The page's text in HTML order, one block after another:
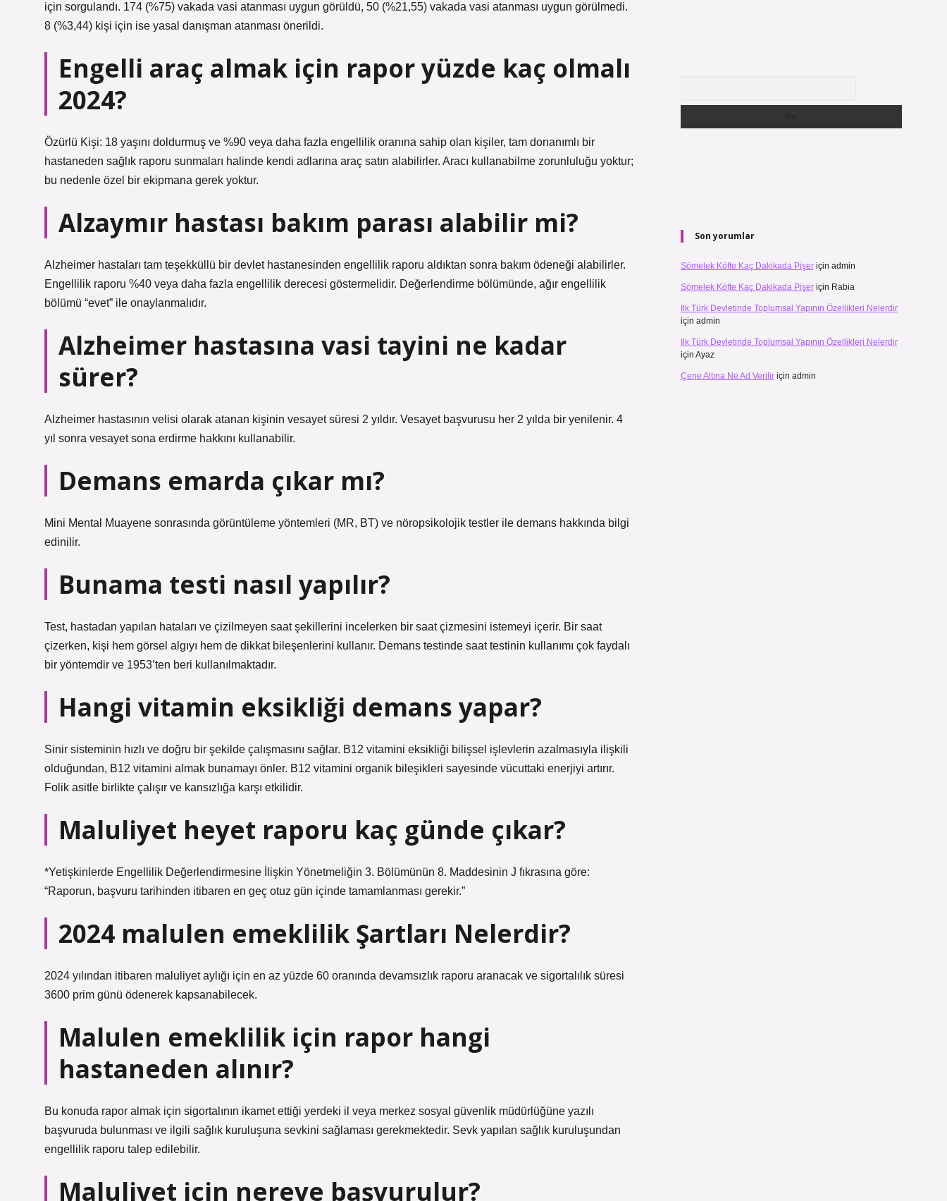
için sorgulandı. 174 (%75) vakada vasi atanması uygun görüldü, 50 (%21,55) vakada vasi atanması uygun görülmedi.
8 (%3,44) kişi için ise yasal danışman atanması önerildi.
Engelli araç almak için rapor yüzde kaç olmalı
2024?
Özürlü Kişi: 18 yaşını doldurmuş ve %90 veya daha fazla engellilik oranına sahip olan kişiler, tam donanımlı bir
hastaneden sağlık raporu sunmaları halinde kendi adlarına araç satın alabilirler. Aracı kullanabilme zorunluluğu yoktur;
bu nedenle özel bir ekipmana gerek yoktur.
Alzaymır hastası bakım parası alabilir mi?
Alzheimer hastaları tam teşekküllü bir devlet hastanesinden engellilik raporu aldıktan sonra bakım ödeneği alabilirler.
Engellilik raporu %40 veya daha fazla engellilik derecesi göstermelidir. Değerlendirme bölümünde, ağır engellilik
bölümü “evet” ile onaylanmalıdır.
Alzheimer hastasına vasi tayini ne kadar
sürer?
Alzheimer hastasının velisi olarak atanan kişinin vesayet süresi 2 yıldır. Vesayet başvurusu her 2 yılda bir yenilenir. 4
yıl sonra vesayet sona erdirme hakkını kullanabilir.
Demans emarda çıkar mı?
Mini Mental Muayene sonrasında görüntüleme yöntemleri (MR, BT) ve nöropsikolojik testler ile demans hakkında bilgi
edinilir.
Bunama testi nasıl yapılır?
Test, hastadan yapılan hataları ve çizilmeyen saat şekillerini incelerken bir saat çizmesini istemeyi içerir. Bir saat
çizerken, kişi hem görsel algıyı hem de dikkat bileşenlerini kullanır. Demans testinde saat testinin kullanımı çok faydalı
bir yöntemdir ve 1953’ten beri kullanılmaktadır.
Hangi vitamin eksikliği demans yapar?
Sinir sisteminin hızlı ve doğru bir şekilde çalışmasını sağlar. B12 vitamini eksikliği bilişsel işlevlerin azalmasıyla ilişkili
olduğundan, B12 vitamini almak bunamayı önler. B12 vitamini organik bileşikleri sayesinde vücuttaki enerjiyi artırır.
Folik asitle birlikte çalışır ve kansızlığa karşı etkilidir.
Maluliyet heyet raporu kaç günde çıkar?
*Yetişkinlerde Engellilik Değerlendirmesine İlişkin Yönetmeliğin 3. Bölümünün 8. Maddesinin J fıkrasına göre:
“Raporun, başvuru tarihinden itibaren en geç otuz gün içinde tamamlanması gerekir.”
2024 malulen emeklilik Şartları Nelerdir?
2024 yılından itibaren maluliyet aylığı için en az yüzde 60 oranında devamsızlık raporu aranacak ve sigortalılık süresi
3600 prim günü ödenerek kapsanabilecek.
Malulen emeklilik için rapor hangi
hastaneden alınır?
Bu konuda rapor almak için sigortalının ikamet ettiği yerdeki il veya merkez sosyal güvenlik müdürlüğüne yazılı
başvuruda bulunması ve ilgili sağlık kuruluşuna sevkini sağlaması gerekmektedir. Sevk yapılan sağlık kuruluşundan
engellilik raporu talep edilebilir.
Maluliyet için nereye başvurulur?
Son yorumlar
Sömelek Köfte Kaç Dakikada Pişeriçin admin
Sömelek Köfte Kaç Dakikada Pişeriçin Rabia
Ilk Türk Devletinde Toplumsal Yapının Özellikleri Nelerdir
için admin
Ilk Türk Devletinde Toplumsal Yapının Özellikleri Nelerdir
için Ayaz
Çene Altına Ne Ad Veriliriçin admin